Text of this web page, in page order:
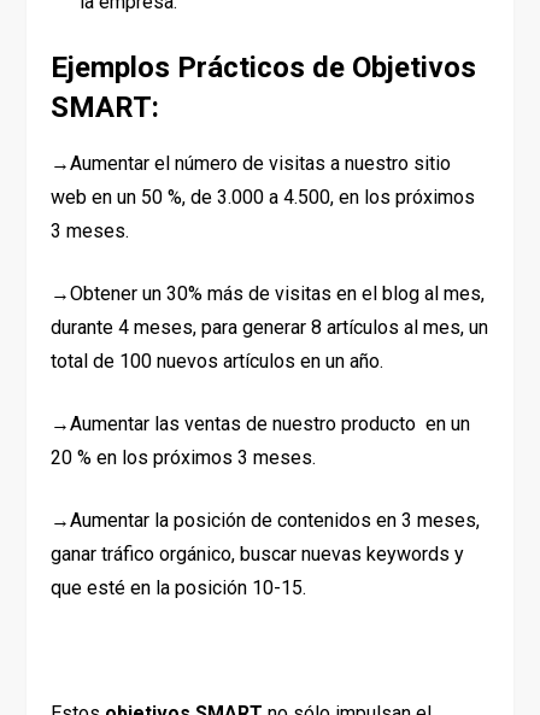
Ejemplos Prácticos de Objetivos
SMART:
→Aumentar el número de visitas a nuestro sitio
web en un 50 %, de 3.000 a 4.500, en los próximos
3 meses.
→Obtener un 30% más de visitas en el blog al mes,
durante 4 meses, para generar 8 artículos al mes, un
total de 100 nuevos artículos en un año.
→Aumentar las ventas de nuestro producto en un
20 % en los próximos 3 meses.
→Aumentar la posición de contenidos en 3 meses,
ganar tráfico orgánico, buscar nuevas keywords y
que esté en la posición 10-15.